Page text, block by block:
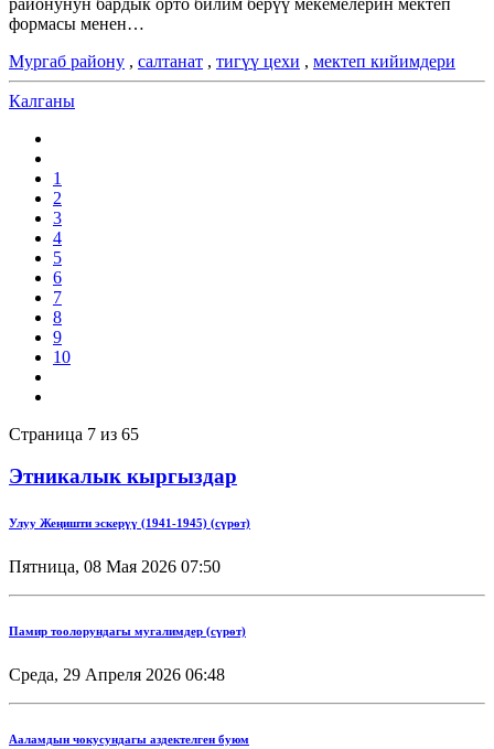
формасы менен…
Мургаб району , салтанат , тигүү цехи , мектеп кийимдери
Калганы
1
2
3
4
5
6
7
8
9
10
Страница 7 из 65
Этникалык кыргыздар
Улуу Жеңишти эскерүү (1941-1945) (сүрөт)
Пятница, 08 Мая 2026 07:50
Памир тоолорундагы мугалимдер (сүрөт)
Среда, 29 Апреля 2026 06:48
Ааламдын чокусундагы аздектелген буюм